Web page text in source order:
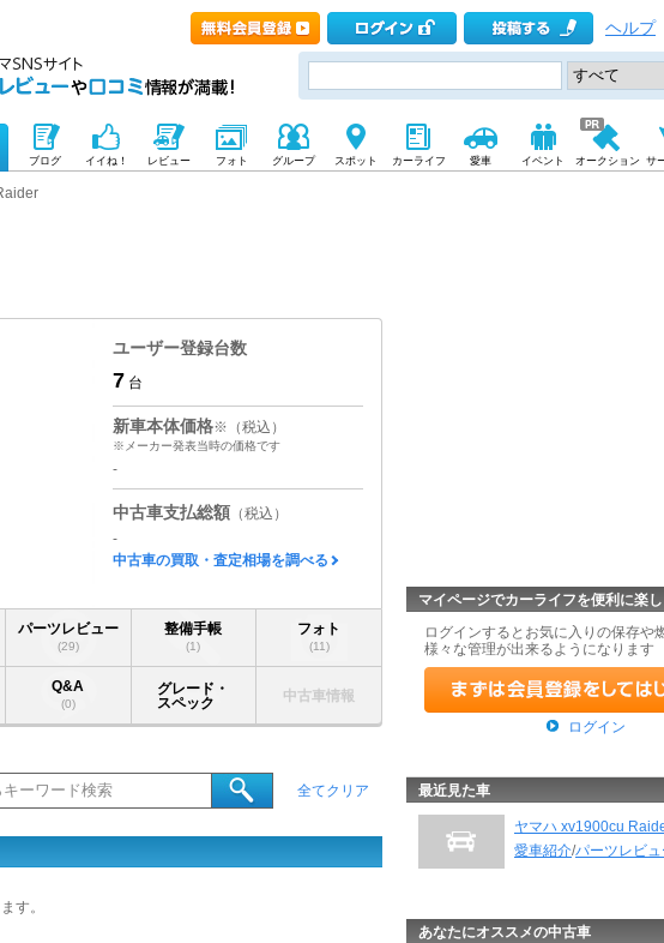
ヘルプ
ブログ イイね！ レビュー フォト グループ スポット カーライフ 愛車 イベント オークション サ
ユーザー登録台数
7 台
新車本体価格※（税込）
※メーカー発表当時の価格です
-
中古車支払総額 （税込）
-
中古車の買取・査定相場を調べる
パーツレビュー
(29)
整備手帳
(1)
フォト
(11)
Q&A
(0)
グレード・
スペック
中古車情報
全てクリア
す。
マイページでカーライフを便利に楽し
ログインするとお気に入りの保存や
様々な管理が出来るようになります
ログイン
最近見た車
ヤマハ xv1900cu
愛車紹介/パーツレビュ
あなたにオススメの中古車